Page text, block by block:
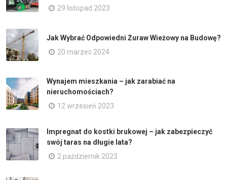
29 listopad 2023
Jak Wybrać Odpowiedni Żuraw Wieżowy na Budowę?
20 marzec 2024
Wynajem mieszkania – jak zarabiać na
nieruchomościach?
12 wrzesień 2023
Impregnat do kostki brukowej – jak zabezpieczyć
swój taras na długie lata?
2 październik 2023